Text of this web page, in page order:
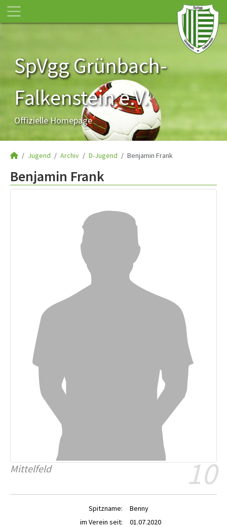
SpVgg Grünbach-
Falkenstein e.V.
Offizielle Homepage
Jugend Archiv D-Jugend Benjamin Frank
Benjamin Frank
10
Mittelfeld
Spitzname:
Benny
im Verein seit:
01.07.2020